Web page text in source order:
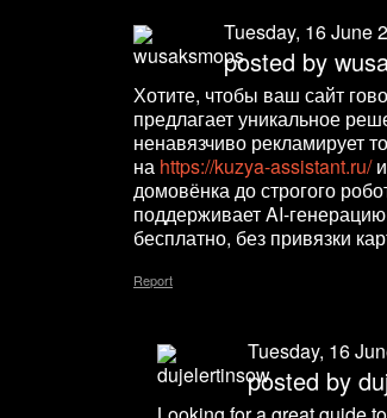
Tuesday, 16 June
posted by
Хотите, чтобы ваш сайт
предлагает уникальное
ненавязчиво рекламирует
на https://kuzya-assistant.ru/и
домовёнка до строгого
поддерживает AI-
бесплатно, без привязки
Report
Tuesday, 16
posted by